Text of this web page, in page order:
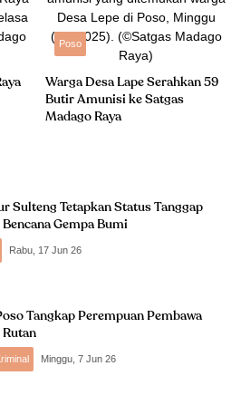
Poso
Warga Desa Lape Serahkan 59
Butir Amunisi ke Satgas
Madago Raya
Sulteng Tetapkan Status Tanggap
Gempa Bumi
Rabu, 17 Jun 26
Tangkap Perempuan Pembawa
Rutan
Minggu, 7 Jun 26